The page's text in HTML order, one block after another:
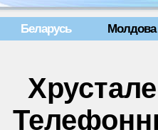
Беларусь Молдова